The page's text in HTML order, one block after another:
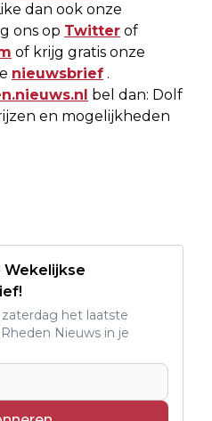
dan ook onze
ons op Twitter of
of krijg gratis onze
nieuwsbrief .
bel dan: Dolf
en mogelijkheden
Wekelijkse
zaterdag het laatste
Nieuws in je